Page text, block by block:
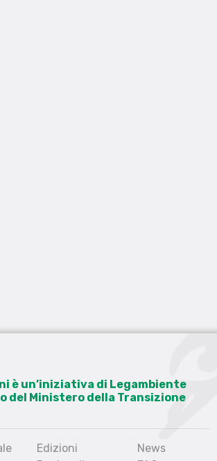
è un’iniziativa di Legambiente
del Ministero della Transizione
Edizioni
News